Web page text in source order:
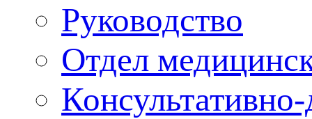
Руководство
Отдел